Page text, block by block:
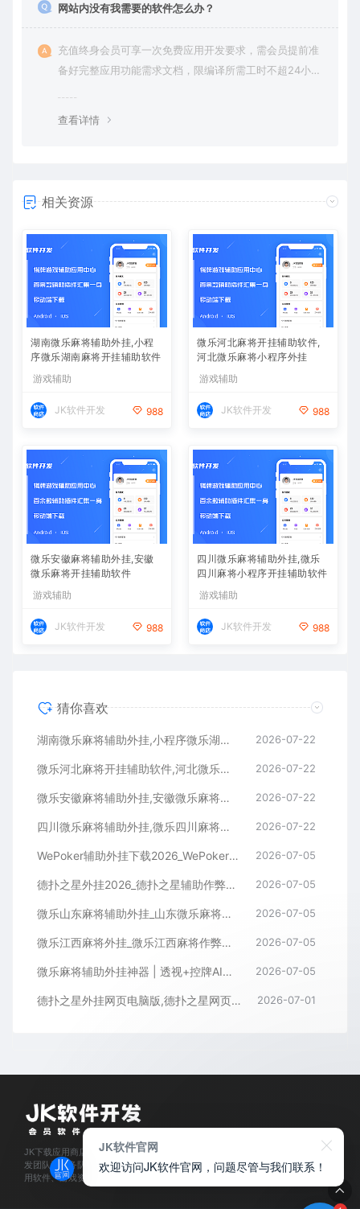
网站内没有我需要的软件怎么办？
充值终身会员可享一次免费应用开发要求，需会员提前准
备好完整应用功能需求文档，限编译所需工时不超24小
查看详情
相关资源
湖南微乐麻将辅助外挂,小程
序微乐湖南麻将开挂辅助软件
游戏辅助
JK软件开发 988
微乐河北麻将开挂辅助软件,
河北微乐麻将小程序外挂
游戏辅助
JK软件开发 988
微乐安徽麻将辅助外挂,安徽
微乐麻将开挂辅助软件
游戏辅助
JK软件开发 988
四川微乐麻将辅助外挂,微乐
四川麻将小程序开挂辅助软件
游戏辅助
JK软件开发 988
猜你喜欢
湖南微乐麻将辅助外挂,小程序微乐湖南麻将开挂辅助软件 2026-07-22
微乐河北麻将开挂辅助软件,河北微乐麻将小程序外挂 2026-07-22
微乐安徽麻将辅助外挂,安徽微乐麻将开挂辅助软件 2026-07-22
四川微乐麻将辅助外挂,微乐四川麻将小程序开挂辅助软件 2026-07-22
WePoker辅助外挂下载2026_WePoker微扑克透视作弊软件 2026-07-05
德扑之星外挂2026_德扑之星辅助作弊软件_德扑之星透视器下载 2026-07-05
微乐山东麻将辅助外挂_山东微乐麻将作弊软件透视下载 2026-07-05
微乐江西麻将外挂_微乐江西麻将作弊辅助软件 2026-07-05
微乐麻将辅助外挂神器 | 透视+控牌AI智能辅助，轻松连胜全场！ 2026-07-05
德扑之星外挂网页电脑版,德扑之星网页版透视辅助器 2026-07-01
JK下载应用商店是经过官方认证,保障正版的软件下载平台,拥有业内资深软件开
发团队和服务队伍,所有软件都通过人工亲测,为每位会员用户提供安全可靠的应
用软件、游戏资源下载及程序开发服务。
JK软件官网
欢迎访问JK软件官网，问题尽管与我们联系！